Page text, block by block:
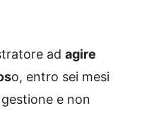
ad agire
o, entro sei mesi
gestione e non